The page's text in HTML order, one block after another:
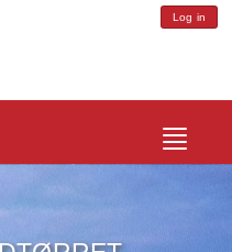
Log in
Toggle